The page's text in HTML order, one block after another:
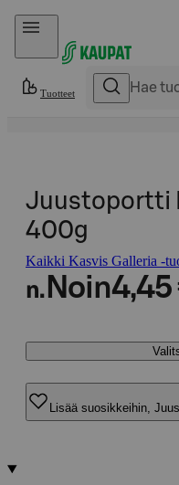
Hyppää sisältöön
Tuotteet
Juustoportti
400g
Kaikki Kasvis Galleria -
n. Noin4,45
Lisää suosikkeihin,